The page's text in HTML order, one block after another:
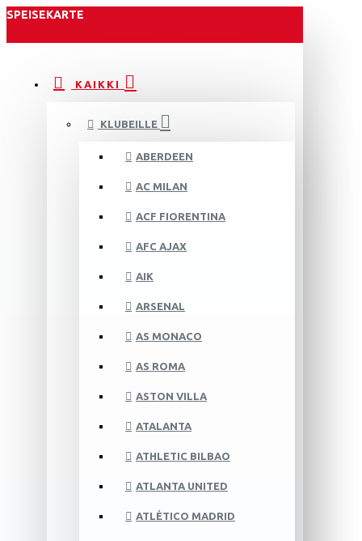
SPEISEKARTE
KAIKKI
KLUBEILLE
ABERDEEN
AC MILAN
ACF FIORENTINA
AFC AJAX
AIK
ARSENAL
AS MONACO
AS ROMA
ASTON VILLA
ATALANTA
ATHLETIC BILBAO
ATLANTA UNITED
ATLÉTICO MADRID